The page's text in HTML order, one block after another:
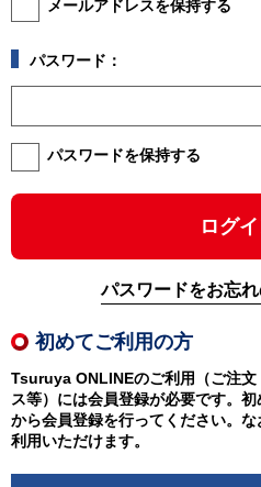
メールアドレスを保持する
パスワード：
パスワードを保持する
ログ
パスワードをお忘
初めてご利用の方
Tsuruya ONLINEのご利用（ご注
ス等）には会員登録が必要です。
から会員登録を行ってください。
利用いただけます。